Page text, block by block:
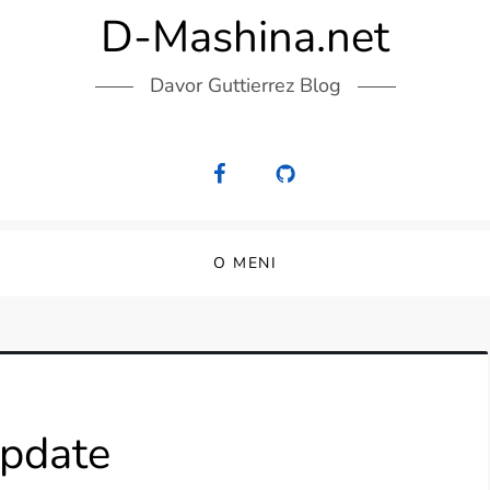
D-Mashina.net
Davor Guttierrez Blog
O MENI